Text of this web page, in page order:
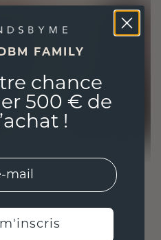
de design est de
étant conçue pour
FAMILY
chance
500 € de
!